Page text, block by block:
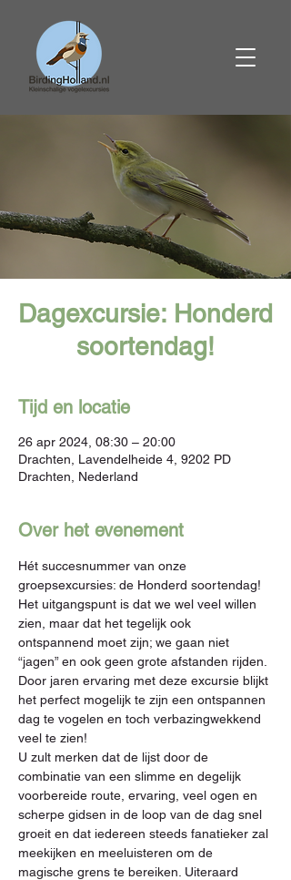
Dagexcursie: Honderd
soortendag!
Tijd en locatie
26 apr 2024, 08:30 – 20:00
Drachten, Lavendelheide 4, 9202 PD
Drachten, Nederland
Over het evenement
Hét succesnummer van onze
groepsexcursies: de Honderd soortendag!
Het uitgangspunt is dat we wel veel willen
zien, maar dat het tegelijk ook
ontspannend moet zijn; we gaan niet
“jagen” en ook geen grote afstanden rijden.
Door jaren ervaring met deze excursie blijkt
het perfect mogelijk te zijn een ontspannen
dag te vogelen en toch verbazingwekkend
veel te zien!
U zult merken dat de lijst door de
combinatie van een slimme en degelijk
voorbereide route, ervaring, veel ogen en
scherpe gidsen in de loop van de dag snel
groeit en dat iedereen steeds fanatieker zal
meekijken en meeluisteren om de
magische grens te bereiken. Uiteraard